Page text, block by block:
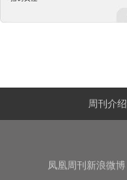
周刊介绍
凤凰周刊新浪微博